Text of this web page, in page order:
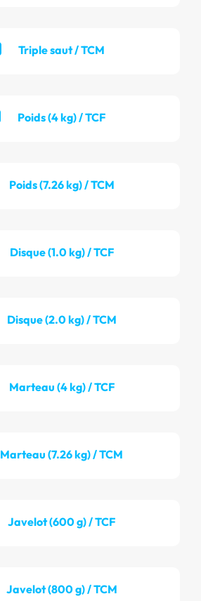
Triple saut / TCM
Poids (4 kg) / TCF
Poids (7.26 kg) / TCM
Disque (1.0 kg) / TCF
Disque (2.0 kg) / TCM
Marteau (4 kg) / TCF
Marteau (7.26 kg) / TCM
Javelot (600 g) / TCF
Javelot (800 g) / TCM